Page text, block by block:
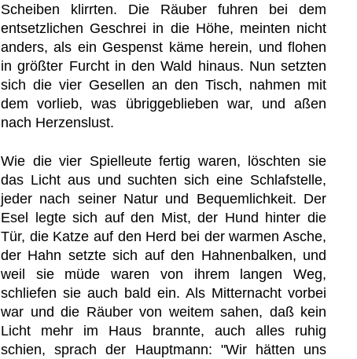
Scheiben klirrten. Die Räuber fuhren bei dem
entsetzlichen Geschrei in die Höhe, meinten nicht
anders, als ein Gespenst käme herein, und flohen
in größter Furcht in den Wald hinaus. Nun setzten
sich die vier Gesellen an den Tisch, nahmen mit
dem vorlieb, was übriggeblieben war, und aßen
nach Herzenslust.
Wie die vier Spielleute fertig waren, löschten sie
das Licht aus und suchten sich eine Schlafstelle,
jeder nach seiner Natur und Bequemlichkeit. Der
Esel legte sich auf den Mist, der Hund hinter die
Tür, die Katze auf den Herd bei der warmen Asche,
der Hahn setzte sich auf den Hahnenbalken, und
weil sie müde waren von ihrem langen Weg,
schliefen sie auch bald ein. Als Mitternacht vorbei
war und die Räuber von weitem sahen, daß kein
Licht mehr im Haus brannte, auch alles ruhig
schien, sprach der Hauptmann: "Wir hätten uns